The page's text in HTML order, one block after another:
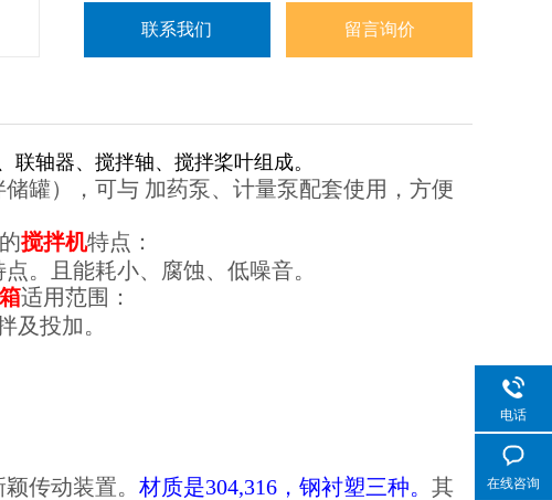
联系我们 留言询价
联轴器、搅拌轴、搅拌桨叶组成。
罐），可与 加药泵、计量泵配套使用，方便
搅拌机特点：
。且能耗小、腐蚀、低噪音。
适用范围：
及投加。
传动装置。 材质是304,316，钢衬塑三种。 其
电话
在线咨询